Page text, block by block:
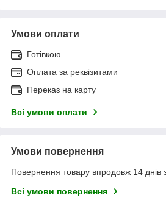
Умови оплати
Готівкою
Оплата за реквізитами
Переказ на карту
Всі умови оплати
Умови повернення
Повернення товару впродовж 14 днів
Всі умови повернення